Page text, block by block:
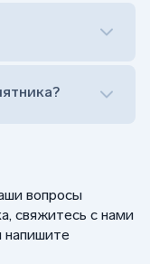
вопросы
свяжитесь с нами
напишите
на дом